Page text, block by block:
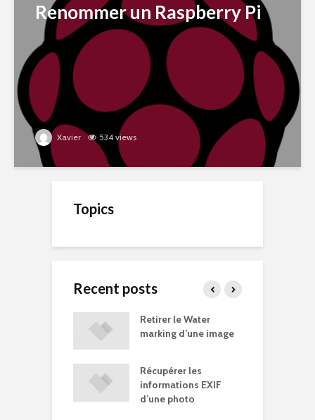
Renommer un Raspberry Pi
Xavier 534 views
Topics
Recent posts
Retirer le Water
marking d’une image
Récupérer les
informations EXIF
d’une photo